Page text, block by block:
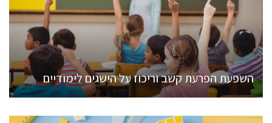
השפעת הפרעת קשב וריכוז על הישגים לימודיים